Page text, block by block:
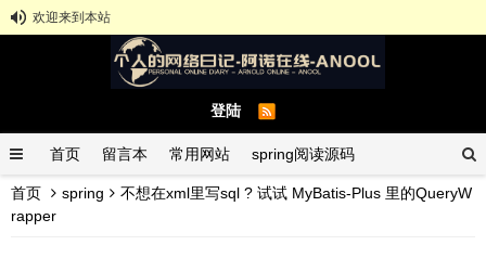
欢迎来到本站
登陆
首页 留言本 常用网站 spring阅读源码
spring示例demo GitHub中文排行榜
首页 spring
不想在xml里写sql ? 试试 MyBatis-Plus 里的QueryW
rapper